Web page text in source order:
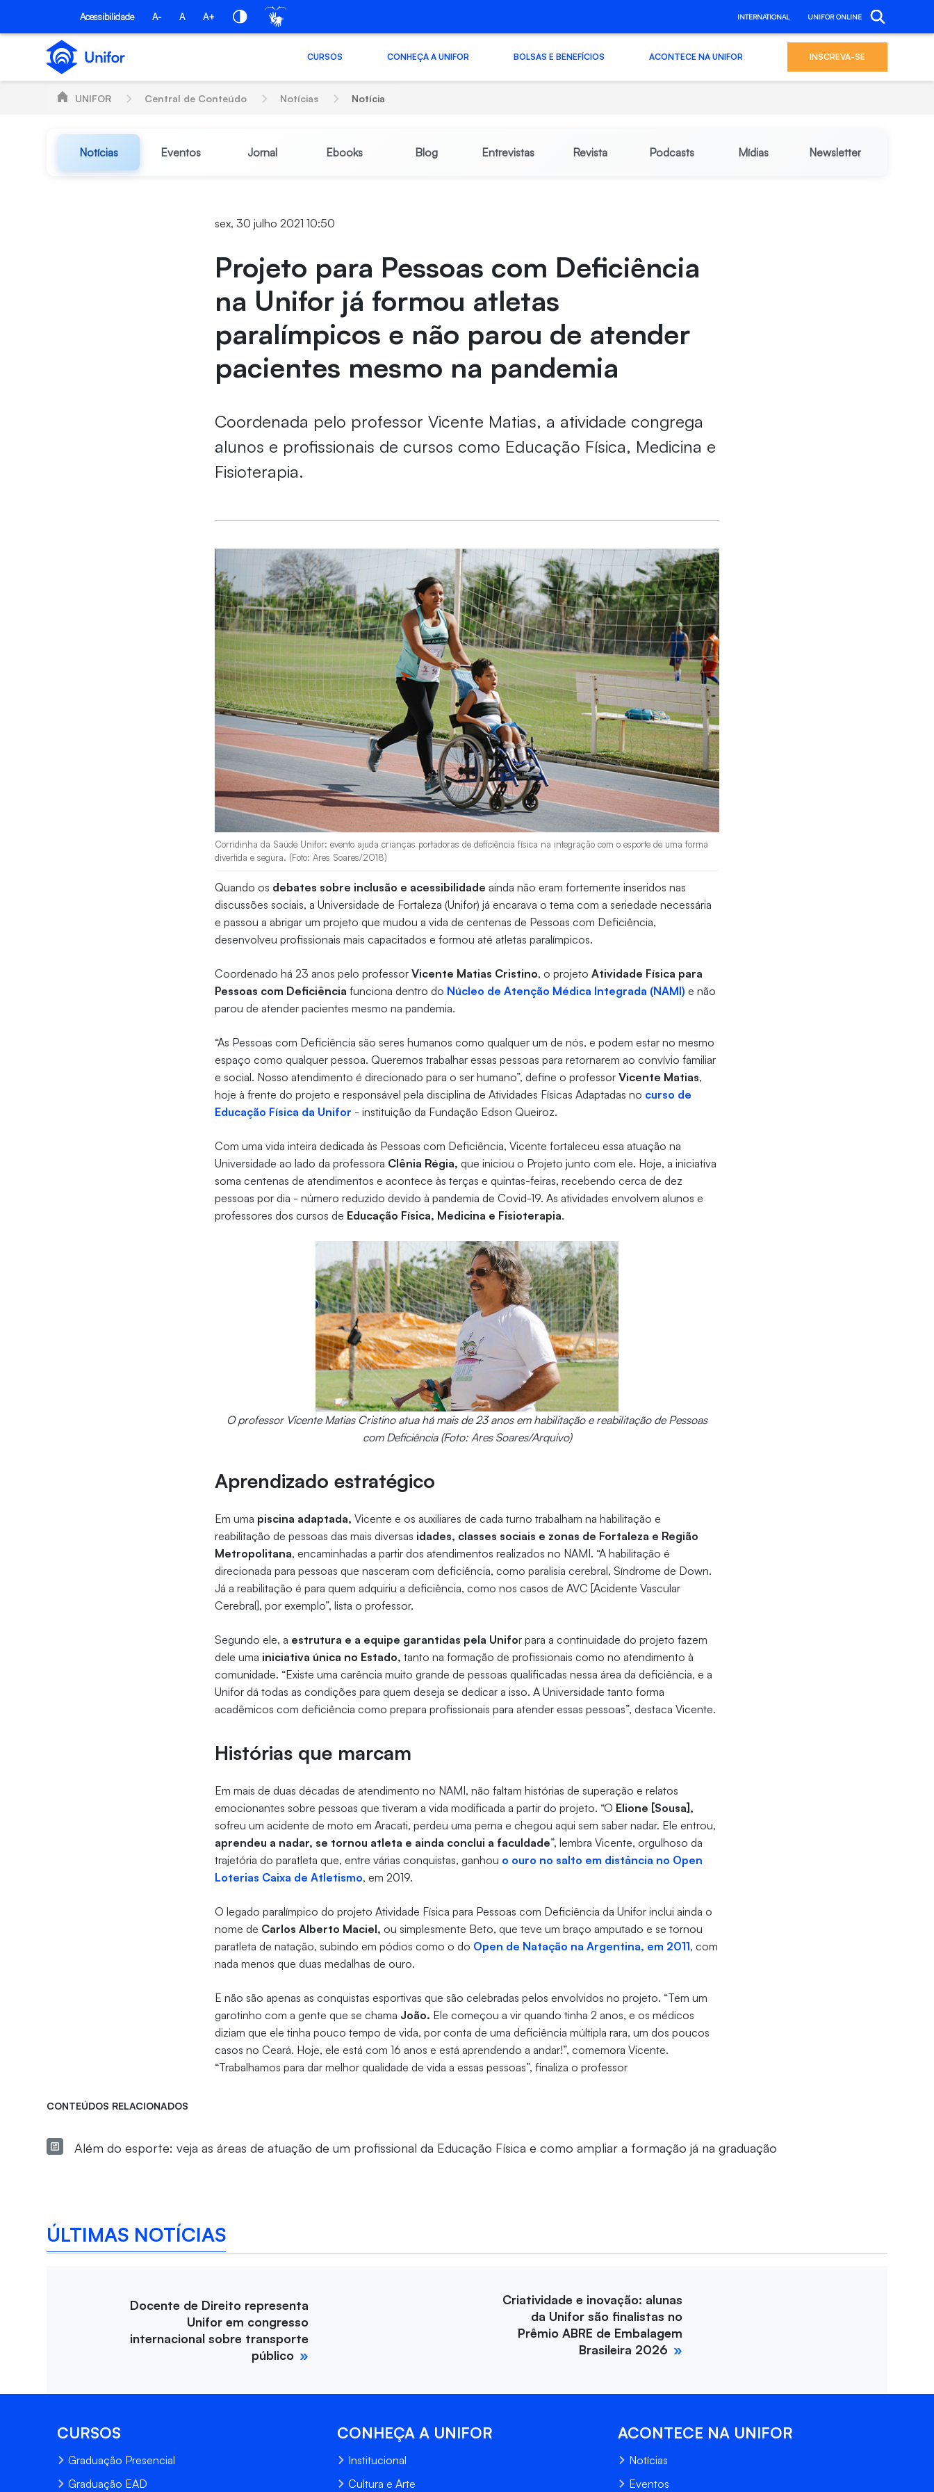
Pular para o Conteúdo principal
Acessibilidade A- A A+ INTERNATIONAL UNIFOR ONLINE
CURSOS CONHEÇA A UNIFOR BOLSAS E BENEFÍCIOS ACONTECE NA UNIFOR INSCREVA-SE
UNIFOR Central de Conteúdo Notícias Notícia
Notícias Eventos Jornal Ebooks Blog Entrevistas Revista Podcasts Mídias Newsletter
sex, 30 julho 2021 10:50
Projeto para Pessoas com Deficiência
na Unifor já formou atletas
paralímpicos e não parou de atender
pacientes mesmo na pandemia
Coordenada pelo professor Vicente Matias, a atividade congrega
alunos e profissionais de cursos como Educação Física, Medicina e
Fisioterapia.
Corridinha da Saúde Unifor: evento ajuda crianças portadoras de deficiência física na integração com o esporte de uma forma
divertida e segura. (Foto: Ares Soares/2018)
Quando os debates sobre inclusão e acessibilidade ainda não eram fortemente inseridos nas
discussões sociais, a Universidade de Fortaleza (Unifor) já encarava o tema com a seriedade necessária
e passou a abrigar um projeto que mudou a vida de centenas de Pessoas com Deficiência,
desenvolveu profissionais mais capacitados e formou até atletas paralímpicos.
Coordenado há 23 anos pelo professorVicente Matias Cristino, o projetoAtividade Física para
Pessoas com Deficiênciafunciona dentro do Núcleo de Atenção Médica Integrada (NAMI) e não
parou de atender pacientes mesmo na pandemia.
“As Pessoas com Deficiência são seres humanos como qualquer um de nós, e podem estar no mesmo
espaço como qualquer pessoa. Queremos trabalhar essas pessoas para retornarem ao convívio familiar
e social. Nosso atendimento é direcionado para o ser humano”, define o professorVicente Matias,
hoje à frente do projeto e responsável pela disciplina de Atividades Físicas Adaptadas no curso de
Educação Física da Unifor - instituição da Fundação Edson Queiroz.
Com uma vida inteira dedicada às Pessoas com Deficiência, Vicente fortaleceu essa atuação na
Universidade ao lado da professora Clênia Régia, que iniciou o Projeto junto com ele. Hoje, a iniciativa
soma centenas de atendimentos e acontece às terças e quintas-feiras, recebendo cerca de dez
pessoas por dia - número reduzido devido à pandemia de Covid-19. As atividades envolvem alunos e
professores dos cursos de Educação Física, Medicina e Fisioterapia.
O professor Vicente Matias Cristino atua há mais de 23 anos em habilitação e reabilitação de Pessoas
com Deficiência (Foto: Ares Soares/Arquivo)
Aprendizado estratégico
Em uma piscina adaptada, Vicente e os auxiliares de cada turno trabalham na habilitação e
reabilitação de pessoas das mais diversas idades, classes sociais e zonas de Fortaleza e Região
Metropolitana, encaminhadas a partir dos atendimentos realizados no NAMI. “A habilitação é
direcionada para pessoas que nasceram com deficiência, como paralisia cerebral, Síndrome de Down.
Já a reabilitação é para quem adquiriu a deficiência, como nos casos de AVC [Acidente Vascular
Cerebral], por exemplo”, lista o professor.
Segundo ele, a estrutura e a equipe garantidas pela Unifor para a continuidade do projeto fazem
dele uma iniciativa única no Estado, tanto na formação de profissionais como no atendimento à
comunidade. “Existe uma carência muito grande de pessoas qualificadas nessa área da deficiência, e a
Unifor dá todas as condições para quem deseja se dedicar a isso. A Universidade tanto forma
acadêmicos com deficiência como prepara profissionais para atender essas pessoas”, destaca Vicente.
Histórias que marcam
Em mais de duas décadas de atendimento no NAMI, não faltam histórias de superação e relatos
emocionantes sobre pessoas que tiveram a vida modificada a partir do projeto. “O Elione [Sousa],
sofreu um acidente de moto em Aracati, perdeu uma perna e chegou aqui sem saber nadar. Ele entrou,
aprendeu a nadar, se tornou atleta e ainda conclui a faculdade”, lembra Vicente, orgulhoso da
trajetória do paratleta que, entre várias conquistas, ganhou o ouro no salto em distância no Open
Loterias Caixa de Atletismo, em 2019.
O legado paralímpico do projeto Atividade Física para Pessoas com Deficiência da Unifor inclui ainda o
nome de Carlos Alberto Maciel, ou simplesmente Beto, que teve um braço amputado e se tornou
paratleta de natação, subindo em pódios como o do Open de Natação na Argentina, em 2011, com
nada menos que duas medalhas de ouro.
E não são apenas as conquistas esportivas que são celebradas pelos envolvidos no projeto. “Tem um
garotinho com a gente que se chama João. Ele começou a vir quando tinha 2 anos, e os médicos
diziam que ele tinha pouco tempo de vida, por conta de uma deficiência múltipla rara, um dos poucos
casos no Ceará. Hoje, ele está com 16 anos e está aprendendo a andar!”, comemora Vicente.
“Trabalhamos para dar melhor qualidade de vida a essas pessoas”, finaliza o professor
CONTEÚDOS RELACIONADOS
Além do esporte: veja as áreas de atuação de um profissional da Educação Física e como ampliar a formação já na graduação
ÚLTIMAS NOTÍCIAS
Docente de Direito representa
Unifor em congresso
internacional sobre transporte
público
Criatividade e inovação: alunas
da Unifor são finalistas no
Prêmio ABRE de Embalagem
Brasileira 2026
CURSOS
Graduação Presencial
Graduação EAD
CONHEÇA A UNIFOR
Institucional
Cultura e Arte
ACONTECE NA UNIFOR
Notícias
Eventos